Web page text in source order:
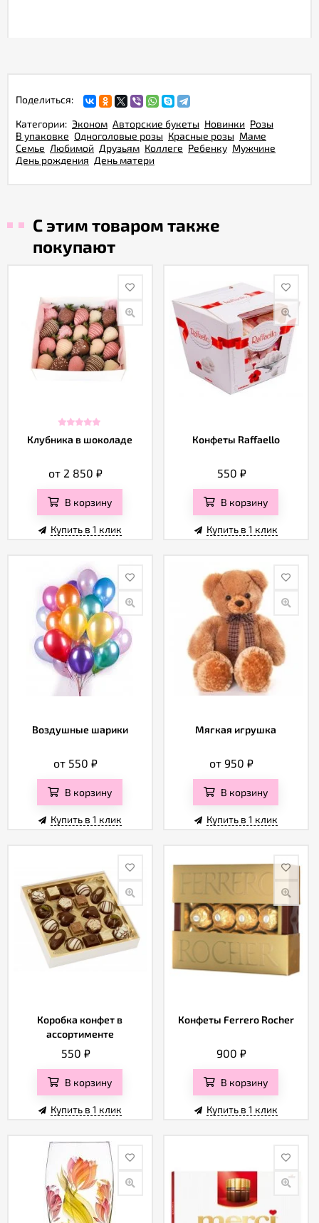
Поделиться:
Категории: Эконом Авторские букеты Новинки Розы
В упаковке Одноголовые розы Красные розы Маме
Семье Любимой Друзьям Коллеге Ребенку Мужчине
День рождения День матери
С этим товаром также
покупают
Клубника в шоколаде
от 2 850₽
В корзину
Купить в 1 клик
Конфеты Raffaello
550 ₽
В корзину
Купить в 1 клик
Воздушные шарики
от 550₽
В корзину
Купить в 1 клик
Мягкая игрушка
от 950₽
В корзину
Купить в 1 клик
Коробка конфет в
ассортименте
550 ₽
В корзину
Купить в 1 клик
Конфеты Ferrero Rocher
900₽
В корзину
Купить в 1 клик